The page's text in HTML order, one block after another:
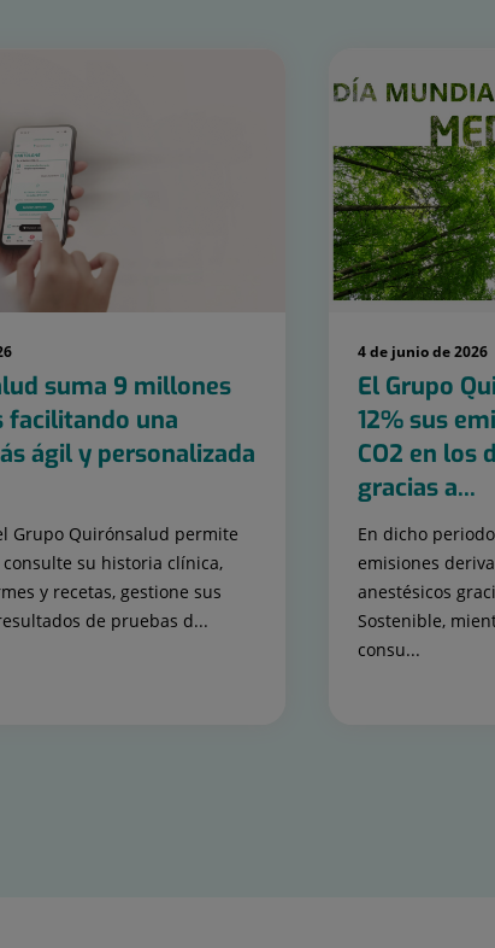
suma 9 millones
facilitando una
ágil y personalizada
Grupo Quirónsalud permite
su historia clínica,
y recetas, gestione sus
de pruebas d...
4 de junio de 2026
El Grupo
12% sus
CO2 en los
gracias a...
En dicho
emisiones
anestésicos
Sostenible,
consu...